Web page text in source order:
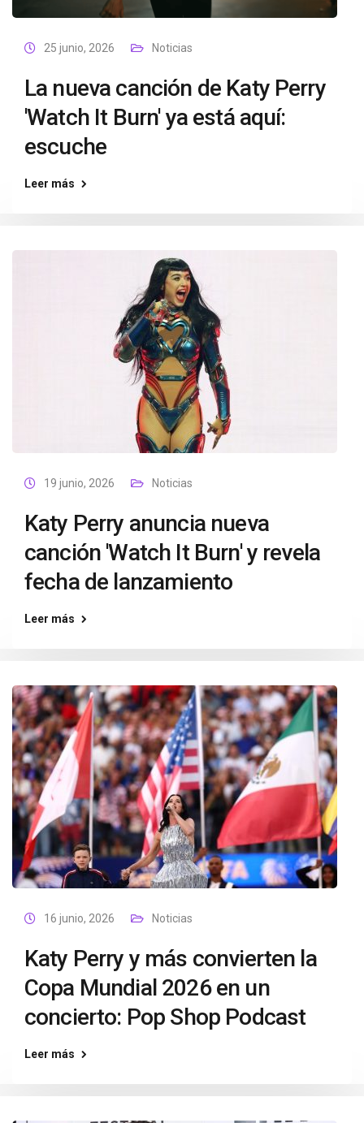
25 junio, 2026 Noticias
La nueva canción de Katy Perry
'Watch It Burn' ya está aquí:
escuche
Leer más
19 junio, 2026 Noticias
Katy Perry anuncia nueva
canción 'Watch It Burn' y revela
fecha de lanzamiento
Leer más
16 junio, 2026 Noticias
Katy Perry y más convierten la
Copa Mundial 2026 en un
concierto: Pop Shop Podcast
Leer más